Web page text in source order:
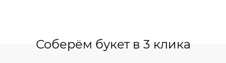
Соберём букет в 3 клика